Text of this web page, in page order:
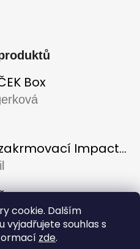
cookie. Dalším
souhlas s
zde.
Box
je 5 z 5 hvězdiček.
Fox Raketa zakrmovací Impact Spod
je 5 z 5 hvězdiček.
Box
je 5 z 5 hvězdiček.
za mě úžasný i krásně